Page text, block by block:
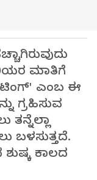
ಮಾತಿಗೆ
ಎಂಬ ಈ
ಗ್ರಹಿಸುವ
ಬಳಸುತ್ತದೆ.
ಕಾಲದ